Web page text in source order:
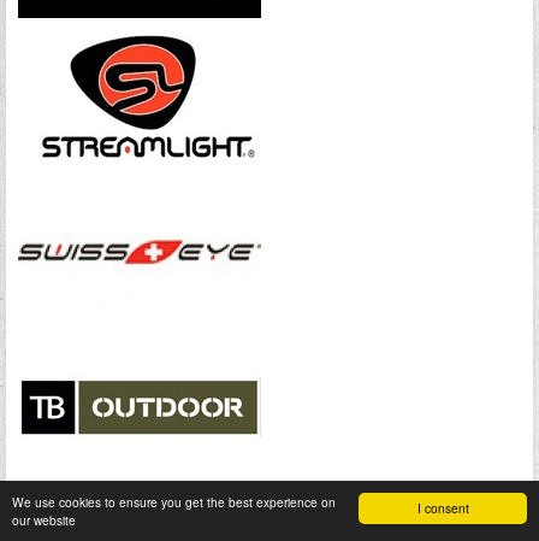
I consent
We use cookies to ensure you get the best experience on
our website